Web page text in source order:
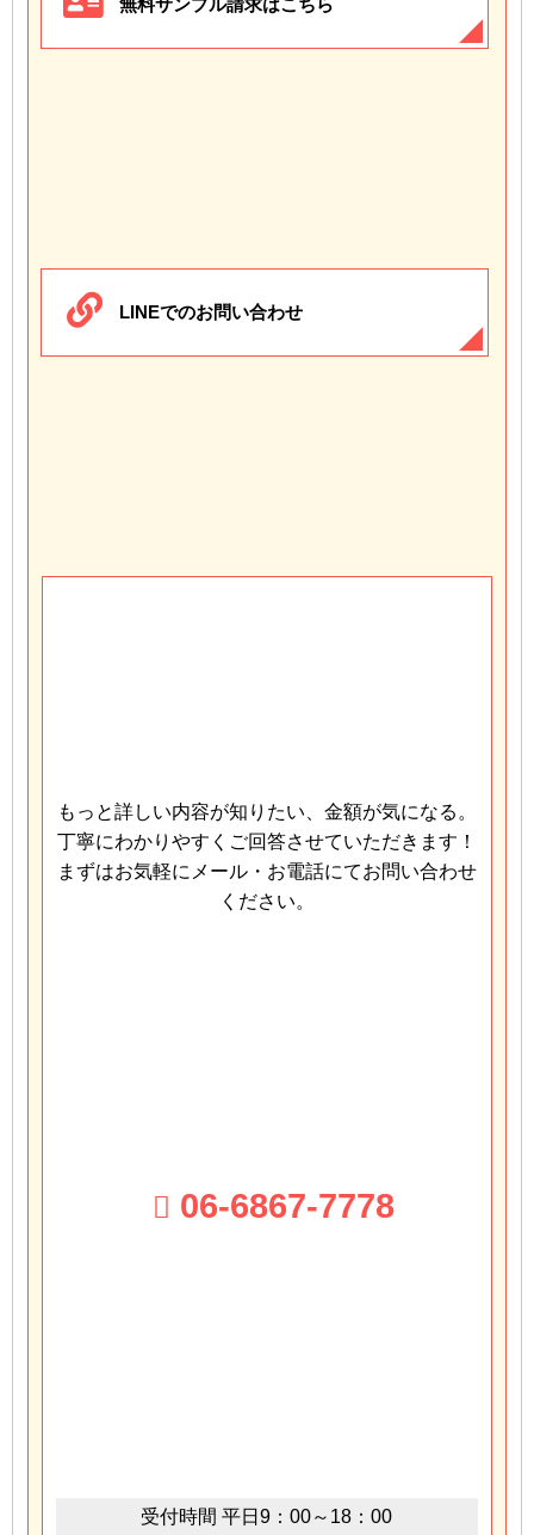
無料サンプル請求はこちら
LINEでのお問い合わせ
もっと詳しい内容が知りたい、金額が気になる。
丁寧にわかりやすくご回答させていただきます！
まずはお気軽にメール・お電話にてお問い合わせ
ください。
06-6867-7778
受付時間 平日9：00～18：00